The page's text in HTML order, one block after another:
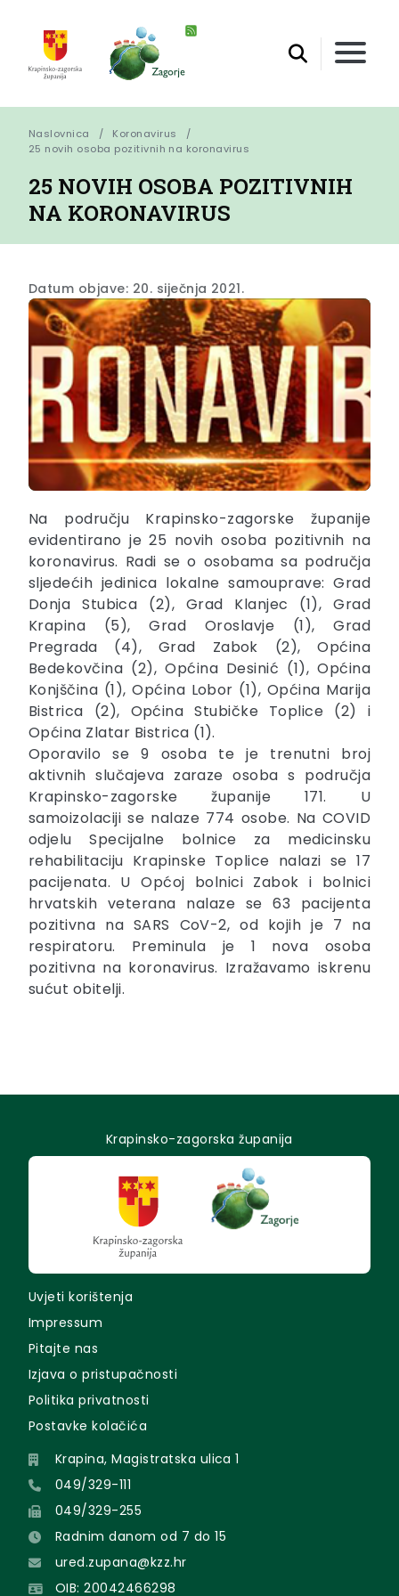
Naslovnica
Koronavirus
25 novih osoba pozitivnih na koronavirus
25 NOVIH OSOBA POZITIVNIH
NA KORONAVIRUS
Datum objave: 20. siječnja 2021.
Na području Krapinsko-zagorske županije
evidentirano je 25 novih osoba pozitivnih na
koronavirus. Radi se o osobama sa područja
sljedećih jedinica lokalne samouprave: Grad
Donja Stubica (2), Grad Klanjec (1), Grad
Krapina (5), Grad Oroslavje (1), Grad
Pregrada (4), Grad Zabok (2), Općina
Bedekovčina (2), Općina Desinić (1), Općina
Konjščina (1), Općina Lobor (1), Općina Marija
Bistrica (2), Općina Stubičke Toplice (2) i
Općina Zlatar Bistrica (1).
Oporavilo se 9 osoba te je trenutni broj
aktivnih slučajeva zaraze osoba s područja
Krapinsko-zagorske županije 171. U
samoizolaciji se nalaze 774 osobe. Na COVID
odjelu Specijalne bolnice za medicinsku
rehabilitaciju Krapinske Toplice nalazi se 17
pacijenata. U Općoj bolnici Zabok i bolnici
hrvatskih veterana nalaze se 63 pacijenta
pozitivna na SARS CoV-2, od kojih je 7 na
respiratoru. Preminula je 1 nova osoba
pozitivna na koronavirus. Izražavamo iskrenu
sućut obitelji.
Krapinsko-zagorska županija
Uvjeti korištenja
Impressum
Pitajte nas
Izjava o pristupačnosti
Politika privatnosti
Postavke kolačića
Krapina, Magistratska ulica 1
049/329-111
049/329-255
Radnim danom od 7 do 15
ured.zupana@kzz.hr
OIB: 20042466298